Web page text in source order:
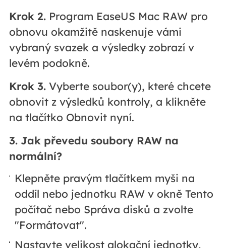
Krok 2.Program EaseUS Mac RAW pro
obnovu okamžitě naskenuje vámi
vybraný svazek a výsledky zobrazí v
levém podokně.
Krok 3.Vyberte soubor(y), které chcete
obnovit z výsledků kontroly, a klikněte
na tlačítko Obnovit nyní.
3. Jak převedu soubory RAW na
normální?
Klepněte pravým tlačítkem myši na
oddíl nebo jednotku RAW v okně Tento
počítač nebo Správa disků a zvolte
"Formátovat".
Nastavte velikost alokační jednotky,